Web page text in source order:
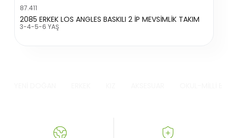
87.411
2085 ERKEK LOS ANGLES BASKILI 2 İP MEVSİMLİK TAKIM
3-4-5-6 YAŞ